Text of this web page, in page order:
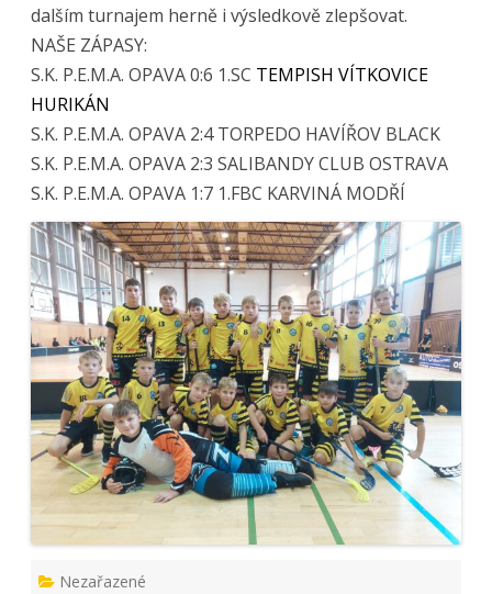
dalším turnajem herně i výsledkově zlepšovat.
NAŠE ZÁPASY:
S.K. P.E.M.A. OPAVA 0:6 1.SC TEMPISH VÍTKOVICE
HURIKÁN
S.K. P.E.M.A. OPAVA 2:4 TORPEDO HAVÍŘOV BLACK
S.K. P.E.M.A. OPAVA 2:3 SALIBANDY CLUB OSTRAVA
S.K. P.E.M.A. OPAVA 1:7 1.FBC KARVINÁ MODŘÍ
Nezařazené